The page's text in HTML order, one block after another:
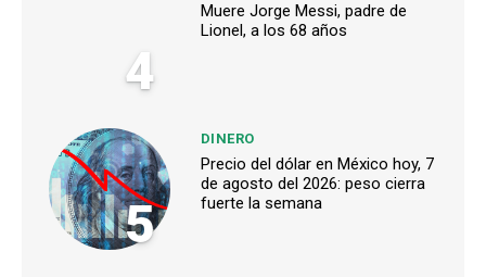
4
Muere Jorge Messi, padre de
Lionel, a los 68 años
5
DINERO
Precio del dólar en México hoy, 7
de agosto del 2026: peso cierra
fuerte la semana